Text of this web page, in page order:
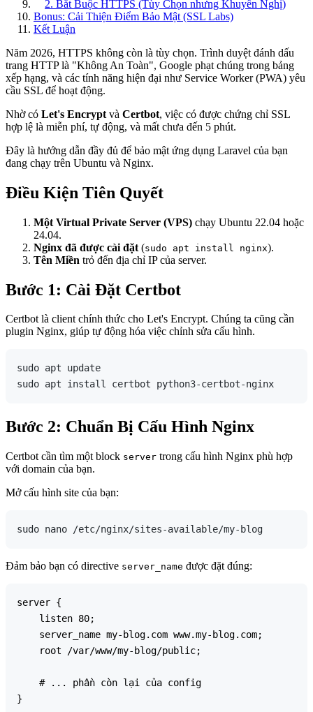
2. Bắt Buộc HTTPS (Tùy Chọn nhưng Khuyến Nghị)
Bonus: Cải Thiện Điểm Bảo Mật (SSL Labs)
Kết Luận
Năm 2026, HTTPS không còn là tùy chọn. Trình duyệt đánh dấu
trang HTTP là "Không An Toàn", Google phạt chúng trong bảng
xếp hạng, và các tính năng hiện đại như Service Worker (PWA) yêu
cầu SSL để hoạt động.
Nhờ có Let's Encrypt và Certbot, việc có được chứng chỉ SSL
hợp lệ là miễn phí, tự động, và mất chưa đến 5 phút.
Đây là hướng dẫn đầy đủ để bảo mật ứng dụng Laravel của bạn
đang chạy trên Ubuntu và Nginx.
Điều Kiện Tiên Quyết
Một Virtual Private Server (VPS) chạy Ubuntu 22.04 hoặc
24.04.
Nginx đã được cài đặt (sudo apt install nginx).
Tên Miền trỏ đến địa chỉ IP của server.
Bước 1: Cài Đặt Certbot
Certbot là client chính thức cho Let's Encrypt. Chúng ta cũng cần
plugin Nginx, giúp tự động hóa việc chỉnh sửa cấu hình.
sudo apt update
Bước 2: Chuẩn Bị Cấu Hình Nginx
Certbot cần tìm một block server trong cấu hình Nginx phù hợp
với domain của bạn.
Mở cấu hình site của bạn:
Đảm bảo bạn có directive server_name được đặt đúng:
server {
    listen 80;
    server_name my-blog.com www.my-blog.com;
    root /var/www/my-blog/public;
    # ... phần còn lại của config